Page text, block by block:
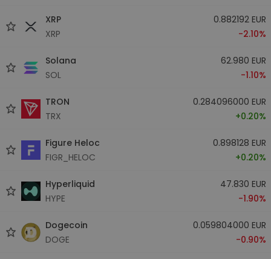
XRP
XRP
0.882192 EUR
-2.10%
Solana
SOL
62.980 EUR
-1.10%
TRON
TRX
0.284096000 EUR
+0.20%
Figure Heloc
FIGR_HELOC
0.898128 EUR
+0.20%
Hyperliquid
HYPE
47.830 EUR
-1.90%
Dogecoin
DOGE
0.059804000 EUR
-0.90%